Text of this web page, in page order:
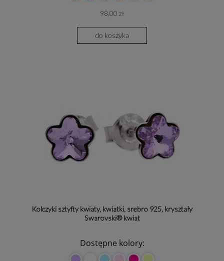
98,00 zł
do koszyka
Kolczyki sztyfty kwiaty, kwiatki, srebro 925, kryształy
Swarovski® kwiat
Dostępne kolory: